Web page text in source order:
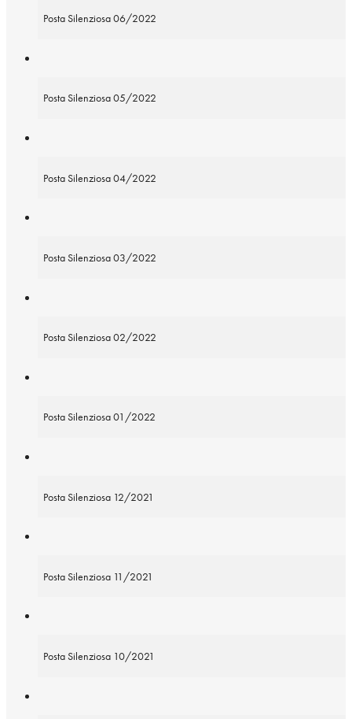
Posta Silenziosa 06/2022
Posta Silenziosa 05/2022
Posta Silenziosa 04/2022
Posta Silenziosa 03/2022
Posta Silenziosa 02/2022
Posta Silenziosa 01/2022
Posta Silenziosa 12/2021
Posta Silenziosa 11/2021
Posta Silenziosa 10/2021